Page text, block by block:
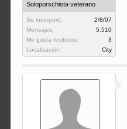
Soloporschista veterano
Se incorporó:
2/8/07
Mensajes:
5.510
Me gusta recibidos:
3
Localización:
City